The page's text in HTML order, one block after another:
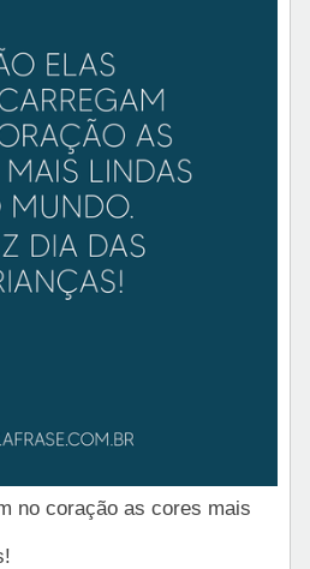
no coração as cores mais